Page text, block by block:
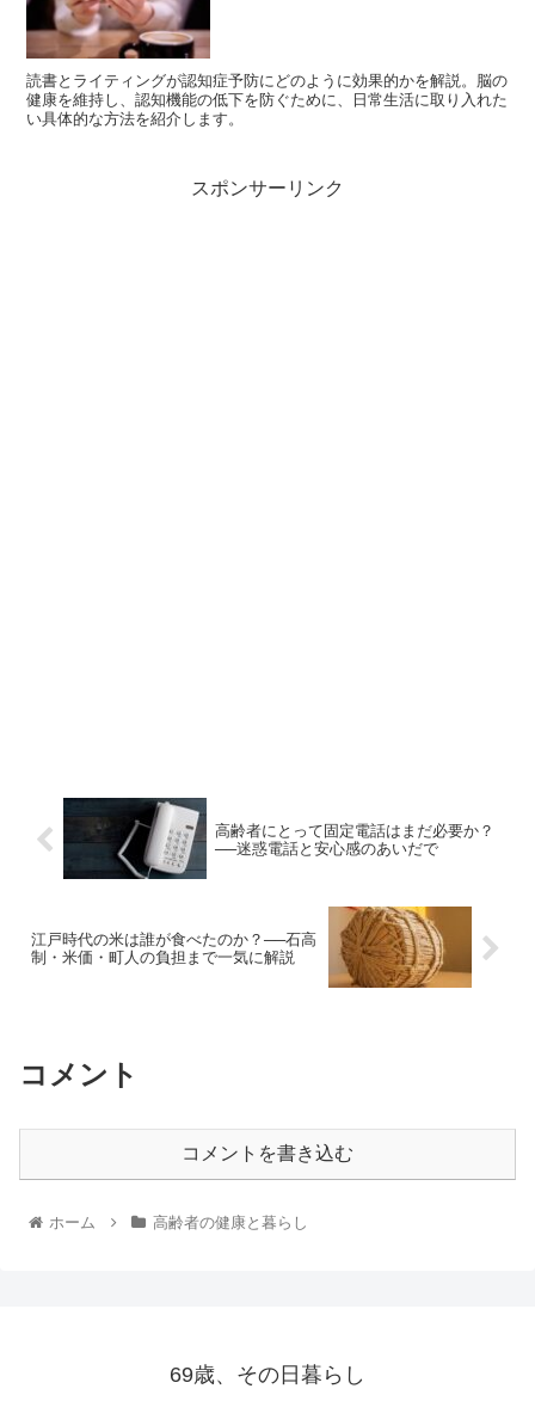
読書とライティングが認知症予防にどのように効果的かを解説。脳の
健康を維持し、認知機能の低下を防ぐために、日常生活に取り入れた
い具体的な方法を紹介します。
スポンサーリンク
高齢者にとって固定電話はまだ必要か？
──迷惑電話と安心感のあいだで
江戸時代の米は誰が食べたのか？──石高
制・米価・町人の負担まで一気に解説
コメント
コメントを書き込む
ホーム 高齢者の健康と暮らし
69歳、その日暮らし